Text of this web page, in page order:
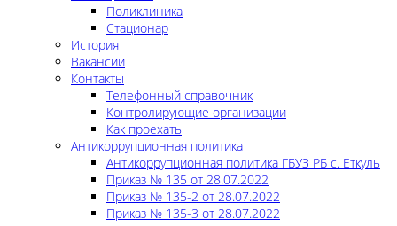
Поликлиника
Стационар
История
Вакансии
Контакты
Телефонный справочник
Контролирующие организации
Как проехать
Антикоррупционная политика
Антикоррупционная политика ГБУЗ РБ с. Еткуль
Приказ № 135 от 28.07.2022
Приказ № 135-2 от 28.07.2022
Приказ № 135-3 от 28.07.2022